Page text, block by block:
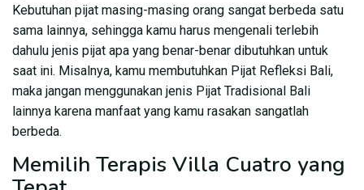
Kebutuhan pijat masing-masing orang sangat berbeda satu
sama lainnya, sehingga kamu harus mengenali terlebih
dahulu jenis pijat apa yang benar-benar dibutuhkan untuk
saat ini. Misalnya, kamu membutuhkan Pijat Refleksi Bali,
maka jangan menggunakan jenis Pijat Tradisional Bali
lainnya karena manfaat yang kamu rasakan sangatlah
berbeda.
Memilih Terapis Villa Cuatro yang